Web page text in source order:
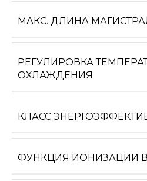
МАКС. ДЛИНА
РЕГУЛИРОВКА
ОХЛАЖДЕНИЯ
КЛАСС
ФУНКЦИЯ ИОНИЗАЦИИ